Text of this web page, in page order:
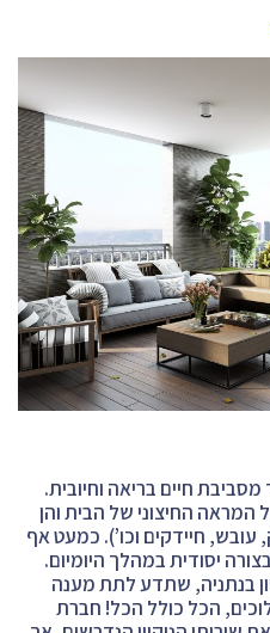
מסביבת חיים בריאה וחיובית.
המראה החיצוני של הבית והן
עובש, חיידקים וכו’). כמעט אף
יסודית במהלך היומיום.
בנתניה, שתדע לתת מענה
הכל כולל הכל! חברת